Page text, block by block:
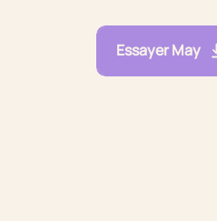
Essayer May